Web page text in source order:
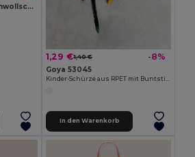
KITAB Vielseitige Baumwollschürze für Küche und Garten
1,29 €1,40 € -8%
Goya 53045
In den Warenkorb